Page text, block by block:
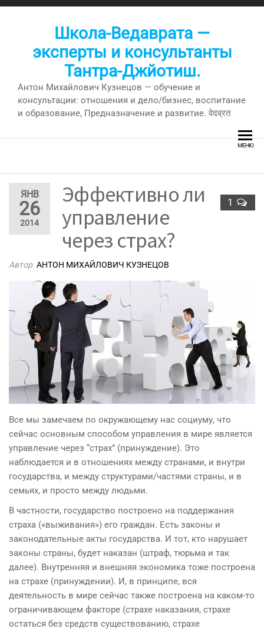
Перейти
Школа-Ведаврата —
эксперты и консультанты
Тантра-Джйотиш.
Антон Михайлович Кузнецов — обучение и
консультации: отношения и дело/бизнес, воспитание
и образование, Предназначение и развитие. वेदव्रत
МЕНЮ
ЯНВ
26
2014
1
Эффективно ли
управление
через страх?
Автор АНТОН МИХАЙЛОВИЧ КУЗНЕЦОВ
Все мы замечаем по окружающему нас социуму, что
сейчас основным способом управления в мире является
управление через “страх” (принуждение). Это
наблюдается и в отношениях между странами, и внутри
государства, и между структурами/частями страны, и в
семьях, и просто между людьми.
В частности, государство построено на поддержания
страха («выживания») его граждан. Есть законы и
законодательные акты государства. И тот, кто нарушает
законы страны, будет наказан (штраф, тюрьма и так
далее). Внутренняя и внешняя экономика тоже построена
на страхе (принуждении). И, в принципе, вся
деятельность в мире сейчас также построена на каком-то
ограничивающем факторе (страхе наказания, страхе
остаться без средств существованию, страхе